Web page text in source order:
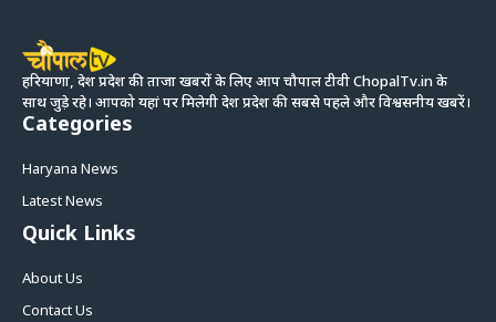
हरियाणा, देश प्रदेश की ताजा खबरों के लिए आप चौपाल टीवी ChopalTv.in के
साथ जुड़े रहे। आपको यहां पर मिलेगी देश प्रदेश की सबसे पहले और विश्वसनीय खबरें।
Categories
Haryana News
Latest News
Quick Links
About Us
Contact Us